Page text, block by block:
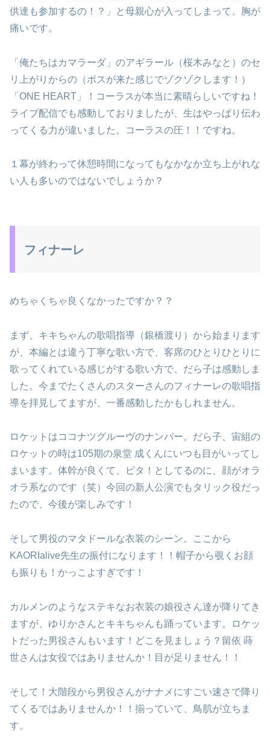
供達も参加するの！？」と母親心が入ってしまって、胸が
痛いです。
「俺たちはカマラーダ」のアギラール（桜木みなと）のセ
リ上がりからの（ボスが来た感じでゾクゾクします！）
「ONE HEART」！コーラスが本当に素晴らしいですね！
ライブ配信でも感動しておりましたが、生はやっぱり伝わ
ってくる力が違いました。コーラスの圧！！ですね。
１幕が終わって休憩時間になってもなかなか立ち上がれな
い人も多いのではないでしょうか？
フィナーレ
めちゃくちゃ良くなかったですか？？
まず、キキちゃんの歌唱指導（銀橋渡り）から始まります
が、本編とは違う丁寧な歌い方で、客席のひとりひとりに
歌ってくれている感じがする歌い方で、だら子は感動しま
した。今までたくさんのスターさんのフィナーレの歌唱指
導を拝見してますが、一番感動したかもしれません。
ロケットはココナツグルーヴのナンバー。だら子、宙組の
ロケットの時は105期の泉堂 成くんにいつも目がいってし
まいます。体幹が良くて、ピタ！としてるのに、顔がオラ
オラ系なのです（笑）今回の新人公演でもタリック役だっ
たので、今後が楽しみです！
そして男役のマタドールな衣装のシーン。ここから
KAORIalive先生の振付になります！！帽子から覗くお顔
も振りも！かっこよすぎです！
カルメンのようなステキなお衣装の娘役さん達が降りてき
ますが、ゆりかさんとキキちゃんも踊っています。ロケッ
トだった男役さんもいます！どこを見ましょう？留依 蒔
世さんは女役ではありませんか！目が足りません！！
そして！大階段から男役さんがナナメにすごい速さで降り
てくるではありませんか！！揃っていて、鳥肌が立ちま
す。